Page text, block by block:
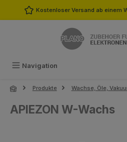
Zum Hauptinhalt springen
Kostenloser Versand ab einem
Navigation
Produkte Wachse, Öle,
APIEZON W-Wachs